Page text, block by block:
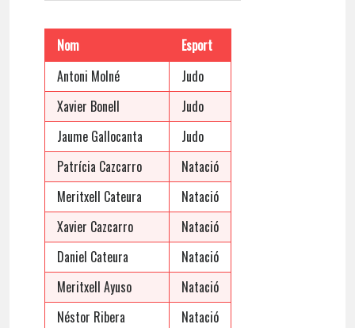
Nom
Esport
Antoni Molné
Judo
Xavier Bonell
Judo
Jaume Gallocanta
Judo
Patrícia Cazcarro
Natació
Meritxell Cateura
Natació
Xavier Cazcarro
Natació
Daniel Cateura
Natació
Meritxell Ayuso
Natació
Néstor Ribera
Natació